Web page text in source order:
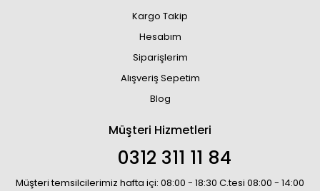
Kargo Takip
Hesabım
Siparişlerim
Alışveriş Sepetim
Blog
Müşteri Hizmetleri
0312 311 11 84
Müşteri temsilcilerimiz hafta içi: 08:00 - 18:30 C.tesi 08:00 - 14:00